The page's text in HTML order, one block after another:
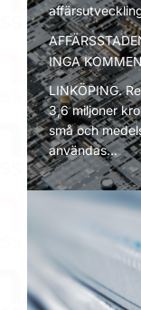
INGA
LINKÖPING.
3,6 miljoner
små och
användas…